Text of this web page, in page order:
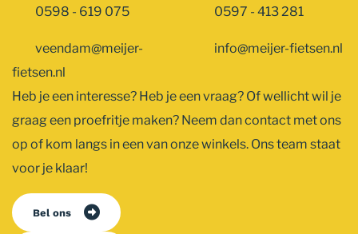
0598 - 619 075
veendam@meijer-
fietsen.nl
0597 - 413 281
info@meijer-fietsen.nl
Heb je een interesse? Heb je een vraag? Of wellicht wil je
graag een proefritje maken? Neem dan contact met ons
op of kom langs in een van onze winkels. Ons team staat
voor je klaar!
Bel ons